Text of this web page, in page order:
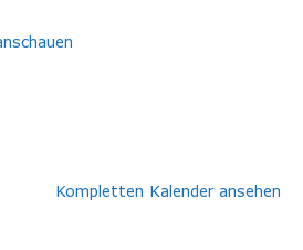
Kompletten Kalender ansehen